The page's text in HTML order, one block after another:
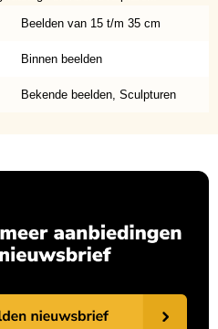
Beelden van 15 t/m 35 cm
Binnen beelden
Bekende beelden, Sculpturen